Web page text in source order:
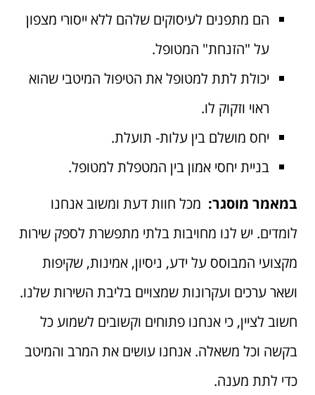
הם מתפנים לעיסוקים שלהם ללא ייסורי מצפון
על "הזנחת" המטופל.
יכולת לתת למטופל את הטיפול המיטבי שהוא
ראוי וזקוק לו.
יחס מושלם בין עלות- תועלת.
בניית יחסי אמון בין המטפלת למטופל.
במאמר מוסגר: מכל חוות דעת ומשוב אנחנו
לומדים. יש לנו מחויבות בלתי מתפשרת לספק שירות
מקצועי המבוסס על ידע, ניסיון, אמינות, שקיפות
ושאר ערכים ועקרונות שמצויים בליבת השירות שלנו.
חשוב לציין, כי אנחנו פתוחים וקשובים לשמוע כל
בקשה וכל משאלה. אנחנו עושים את המרב והמיטב
כדי לתת מענה.